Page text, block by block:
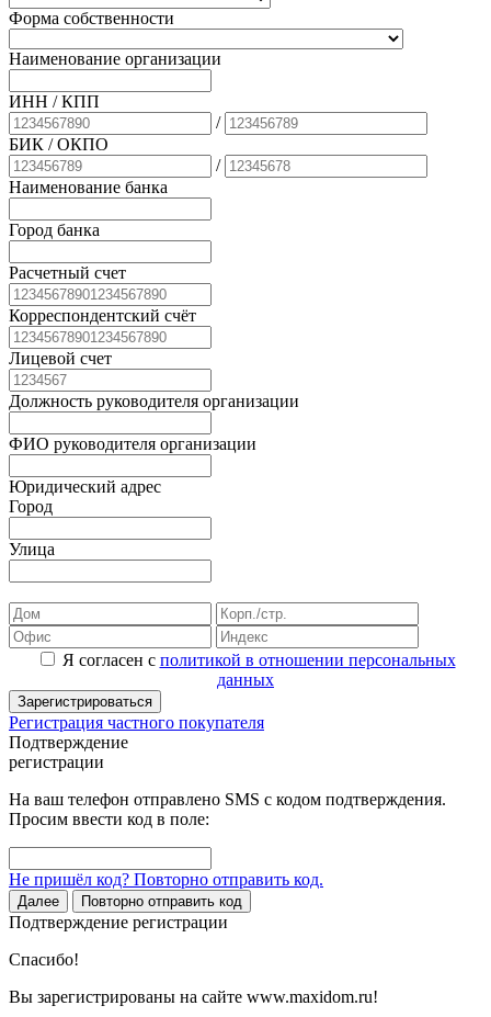
Форма собственности
Наименование организации
ИНН / КПП
/
БИК / ОКПО
/
Наименование банка
Город банка
Расчетный счет
Корреспондентский счёт
Лицевой счет
Должность руководителя организации
ФИО руководителя организации
Юридический адрес
Город
Улица
Я согласен с политикой в отношении персональных
данных
Зарегистрироваться
Регистрация частного покупателя
Подтверждение
регистрации
На ваш телефон отправлено SMS с кодом подтверждения.
Просим ввести код в поле:
Не пришёл код? Повторно отправить код.
Далее Повторно отправить код
Подтверждение регистрации
Спасибо!
Вы зарегистрированы на сайте www.maxidom.ru!